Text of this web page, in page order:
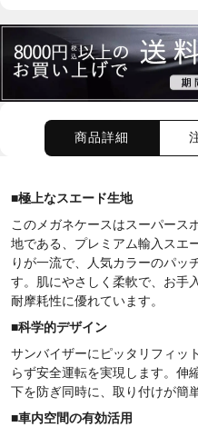
商品詳細
■極上なスエード生地
このメガネケースはスーパース
地である、プレミアム輸入スエ
りが一流で、人気カラーのパッ
す。
肌にやさしく柔軟で、お手
耐摩耗性に優れています。
■科学的デザイン
サンバイザーにピッタリフィッ
らず安全運転を実現します。伸
下を防ぎ同時に、取り付けが簡
■車内空間の有効活用